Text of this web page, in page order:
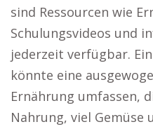
sind Ressourcen wie
Schulungsvideos und
jederzeit verfügbar.
könnte eine
Ernährung umfassen,
Nahrung, viel Gemüse